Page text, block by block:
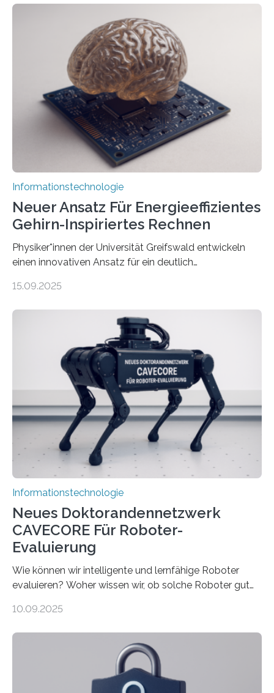
der Universität Bonn und der TH Köln gemeinsam mit
der MindPort GmbH eine neuartige, KI-gestützte
Lösung zur Erzeugung von Emotionen für realistische
Avatare. Gen-AIvatar entwickelt innovative und
kosteneffiziente Methoden, um lebensechte Avatare zu
erstellen. „Besonders wichtig ist uns eine ganzheitliche
Animation, bei der Stimme, Körperbewegung, Gestik
und Mimik im Einklang sind…
Informationstechnologie
Neuer Ansatz Für Energieeffizientes
Gehirn-Inspiriertes Rechnen
Physiker*innen der Universität Greifswald entwickeln
einen innovativen Ansatz für ein deutlich
Lösungsweg ist inspiriert vom menschlichen Gehirn. Die
stellt die heutige Computertechnik vor
Herausforderungen. Herkömmliche Silizium-
Prozessoren stoßen an ihre Grenzen: Sie verbrauchen
viel Energie, die Speicher- und Verarbeitungseinheiten
sind voneinander getrennt und die Datenübertragung
bremst komplexe Anwendungen aus. Da KI-Modelle
immer größer werden und riesige Datenmengen
verarbeiten müssen, steigt der Bedarf an neuen
Rechenarchitekturen. Neben Quantencomputern
rücken dabei insbesondere…
15.09.2025
Informationstechnologie
Neues Doktorandennetzwerk
CAVECORE Für Roboter-
Evaluierung
Wie können wir intelligente und lernfähige Roboter
evaluieren? Woher wissen wir, ob solche Roboter gut
sich CAVECORE – ein neues Marie Skłodowska-Curie
koordiniert wird. Ab dem 1. September werden sich
über einen Zeitraum von vier Jahren insgesamt 15
Promovierende im Rahmen von CAVECORE mit
kognitiven Robotern beschäftigen – also mit Robotern,
10.09.2025